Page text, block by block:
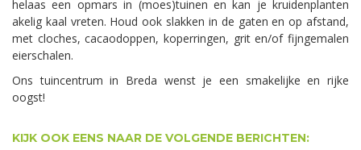
helaas een opmars in (moes)tuinen en kan je kruidenplanten
akelig kaal vreten. Houd ook slakken in de gaten en op afstand,
met cloches, cacaodoppen, koperringen, grit en/of fijngemalen
eierschalen.
Ons tuincentrum in Breda wenst je een smakelijke en rijke
oogst!
KIJK OOK EENS NAAR DE VOLGENDE BERICHTEN: